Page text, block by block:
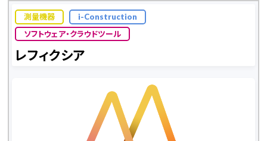
測量機器
i-Construction
ソフトウェア・クラウドツール
レフィクシア